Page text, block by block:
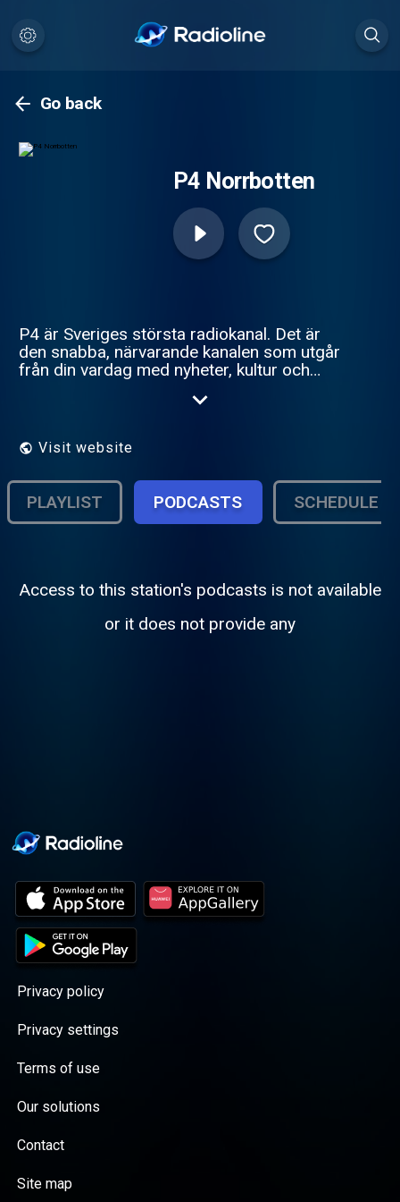
Go back
P4 Norrbotten
P4 är Sveriges största radiokanal. Det är
den snabba, närvarande kanalen som utgår
från din vardag med nyheter, kultur och
Visit website
PLAYLIST PODCASTS SCHEDULE
Access to this station's podcasts is not available
or it does not provide any
Privacy policy
Privacy settings
Terms of use
Our solutions
Contact
Site map